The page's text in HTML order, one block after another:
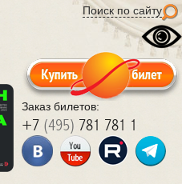
Поиск по сайту
Заказ билетов:
+7 (495) 781 781 1